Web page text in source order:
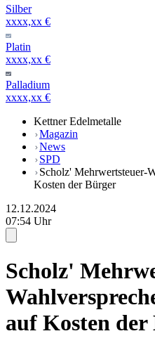
Silber
xxxx,xx €
Platin
xxxx,xx €
Palladium
xxxx,xx €
Kettner Edelmetalle
Magazin
News
SPD
Scholz' Mehrwertsteuer-
Kosten der Bürger
12.12.2024
07:54 Uhr
Scholz'
auf Kosten